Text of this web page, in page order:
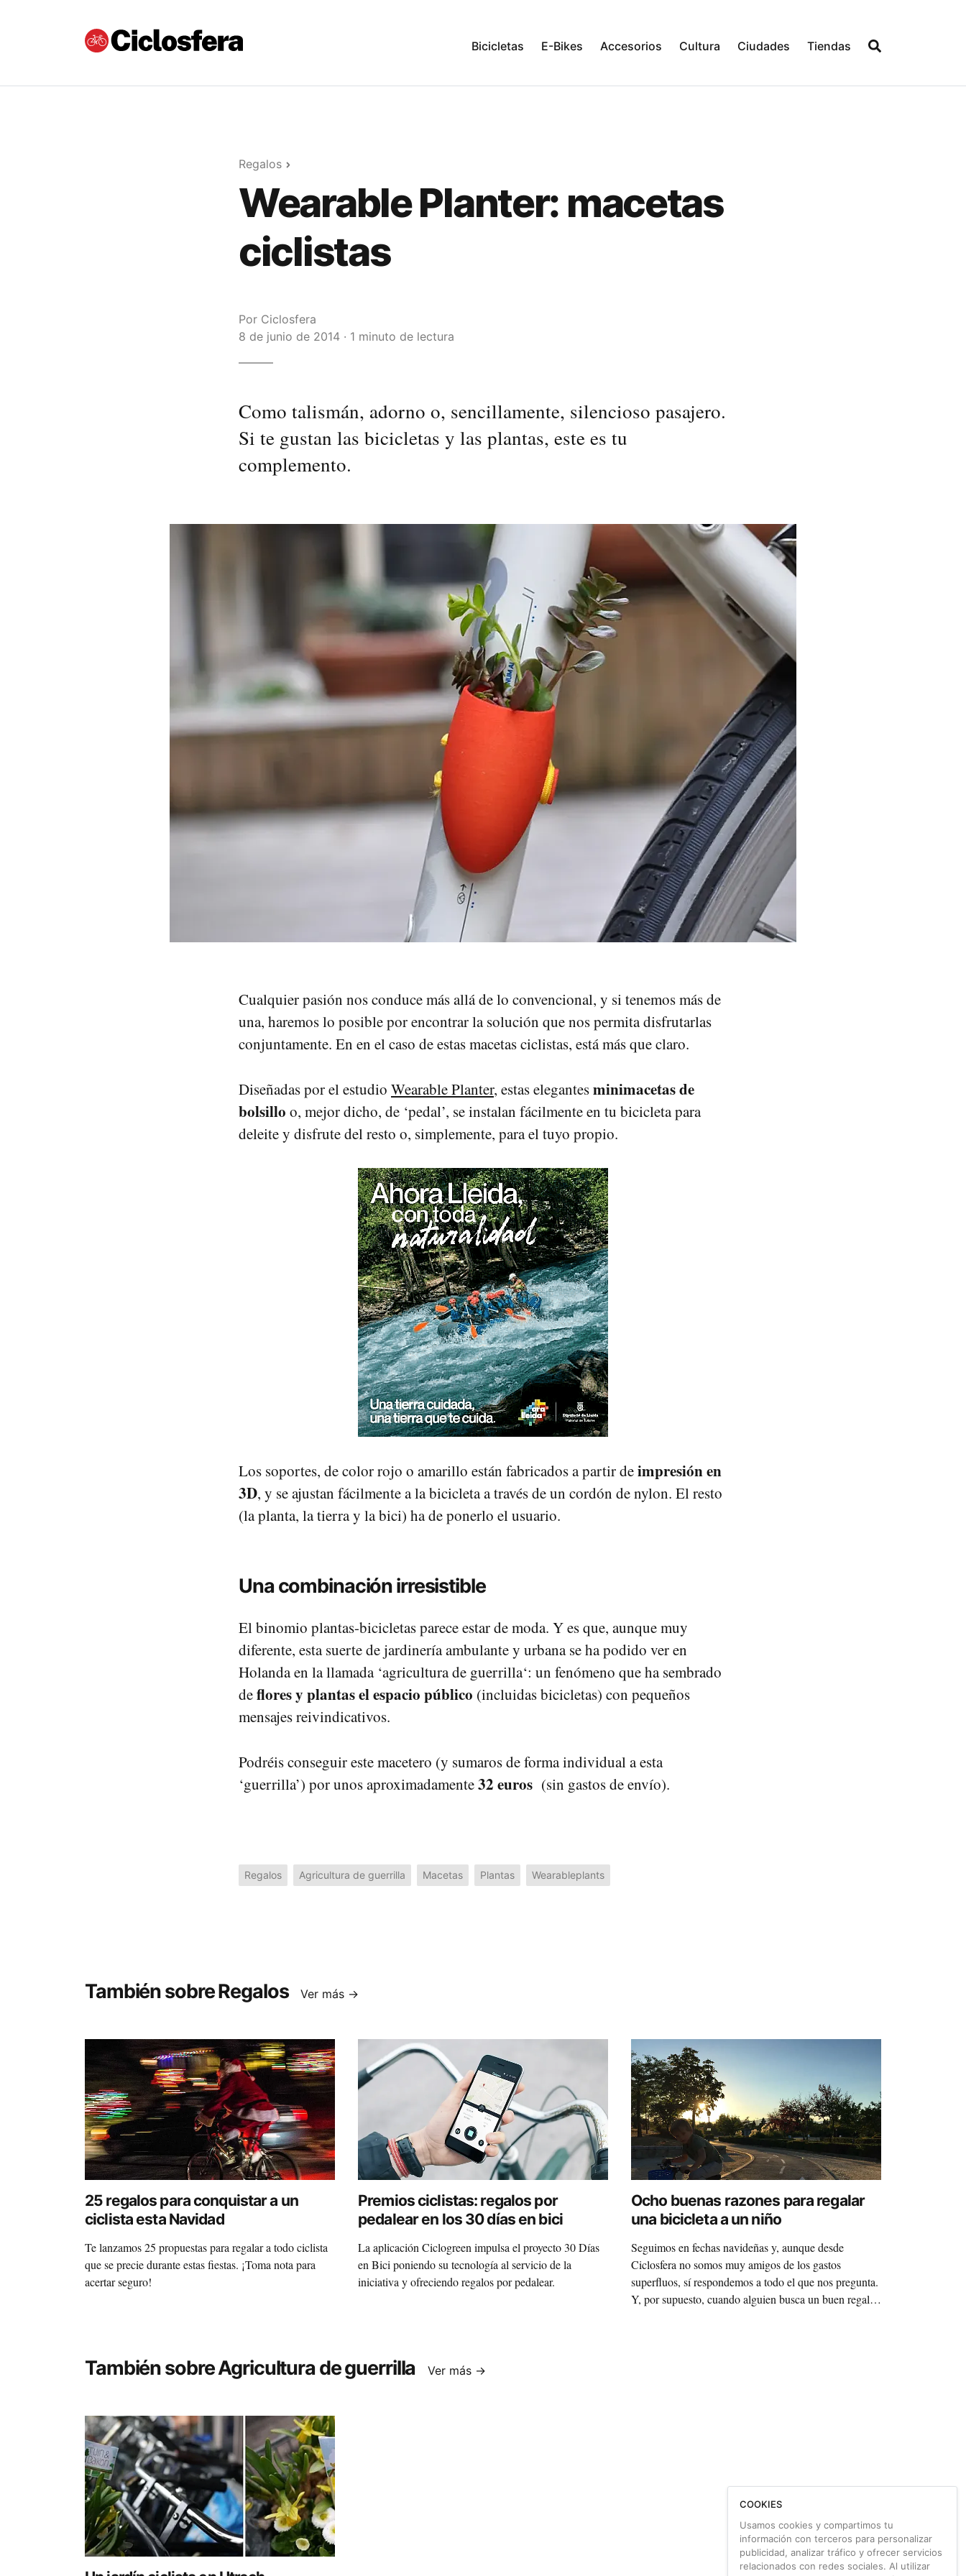
Bicicletas E-Bikes Accesorios Cultura Ciudades Tiendas
Regalos
Wearable Planter: macetas
ciclistas
Por Ciclosfera
8 de junio de 2014 · 1 minuto de lectura
Como talismán, adorno o, sencillamente, silencioso pasajero.
Si te gustan las bicicletas y las plantas, este es tu
complemento.
Cualquier pasión nos conduce más allá de lo convencional, y si tenemos más de
una, haremos lo posible por encontrar la solución que nos permita disfrutarlas
conjuntamente. En en el caso de estas macetas ciclistas, está más que claro.
Diseñadas por el estudio Wearable Planter, estas elegantesminimacetas de
bolsillo o, mejor dicho, de ‘pedal’, se instalan fácilmente en tu bicicleta para
deleite y disfrute del resto o, simplemente, para el tuyo propio.
Los soportes, de color rojo o amarillo están fabricados a partir deimpresión en
3D, y se ajustan fácilmente a la bicicleta a través de un cordón de nylon. El resto
(la planta, la tierra y la bici) ha de ponerlo el usuario.
Una combinación irresistible
El binomio plantas-bicicletas parece estar de moda. Y es que, aunque muy
diferente, esta suerte de jardinería ambulante y urbana se ha podido ver en
Holanda en la llamada ‘agricultura de guerrilla‘: un fenómeno que ha sembrado
deflores y plantas el espacio público (incluidas bicicletas) con pequeños
mensajes reivindicativos.
Podréis conseguir este macetero (y sumaros de forma individual a esta
‘guerrilla’) por unos aproximadamente32 euros (sin gastos de envío).
Regalos Agricultura de guerrilla Macetas Plantas Wearableplants
También sobre Regalos Ver más →
25 regalos para conquistar a un
ciclista esta Navidad
Te lanzamos 25 propuestas para regalar a todo ciclista
que se precie durante estas fiestas. ¡Toma nota para
acertar seguro!
Premios ciclistas: regalos por
pedalear en los 30 días en bici
La aplicación Ciclogreen impulsa el proyecto 30 Días
en Bici poniendo su tecnología al servicio de la
iniciativa y ofreciendo regalos por pedalear.
Ocho buenas razones para regalar
una bicicleta a un niño
Seguimos en fechas navideñas y, aunque desde
Ciclosfera no somos muy amigos de los gastos
superfluos, sí respondemos a todo el que nos pregunta.
Y, por supuesto, cuando alguien busca un buen regalo
También sobre Agricultura de guerrilla Ver más →
COOKIES
Usamos cookies y compartimos tu
información con terceros para personalizar
publicidad, analizar tráfico y ofrecer servicios
relacionados con redes sociales. Al utilizar